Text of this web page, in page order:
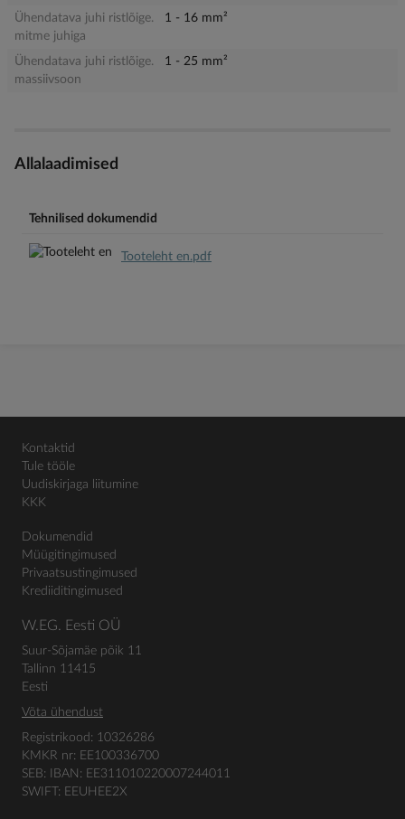
Ühendatava juhi ristlõige.
mitme juhiga
1 - 16 mm²
Ühendatava juhi ristlõige.
massiivsoon
1 - 25 mm²
Allalaadimised
Tehnilised dokumendid
Tooteleht en.pdf
Kontaktid
Tule tööle
Uudiskirjaga liitumine
KKK
Dokumendid
Müügitingimused
Privaatsustingimused
Krediiditingimused
W.EG. Eesti OÜ
Suur-Sõjamäe põik 11
Tallinn 11415
Eesti
Võta ühendust
Registrikood: 10326286
KMKR nr: EE100336700
SEB: IBAN: EE311010220007244011
SWIFT: EEUHEE2X